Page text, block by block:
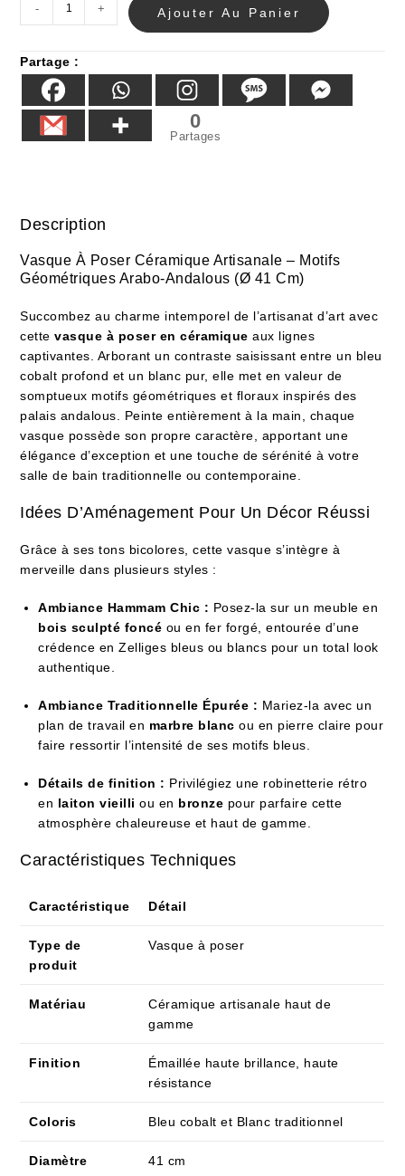
- + Ajouter Au Panier
Partage :
0
Partages
Description
Vasque À Poser Céramique Artisanale – Motifs
Géométriques Arabo-Andalous (Ø 41 Cm)
Succombez au charme intemporel de l’artisanat d’art avec
cettevasque à poser en céramique aux lignes
captivantes. Arborant un contraste saisissant entre un bleu
cobalt profond et un blanc pur, elle met en valeur de
somptueux motifs géométriques et floraux inspirés des
palais andalous. Peinte entièrement à la main, chaque
vasque possède son propre caractère, apportant une
élégance d’exception et une touche de sérénité à votre
salle de bain traditionnelle ou contemporaine.
Idées D’Aménagement Pour Un Décor Réussi
Grâce à ses tons bicolores, cette vasque s’intègre à
merveille dans plusieurs styles :
Ambiance Hammam Chic : Posez-la sur un meuble en
bois sculpté foncé ou en fer forgé, entourée d’une
crédence en Zelliges bleus ou blancs pour un total look
authentique.
Ambiance Traditionnelle Épurée : Mariez-la avec un
plan de travail en marbre blanc ou en pierre claire pour
faire ressortir l’intensité de ses motifs bleus.
Détails de finition : Privilégiez une robinetterie rétro
en laiton vieilli ou en bronze pour parfaire cette
atmosphère chaleureuse et haut de gamme.
Caractéristiques Techniques
Caractéristique Détail
Type de
produit
Vasque à poser
Matériau
Céramique artisanale haut de
gamme
Finition
Émaillée haute brillance, haute
résistance
Coloris Bleu cobalt et Blanc traditionnel
Diamètre 41 cm